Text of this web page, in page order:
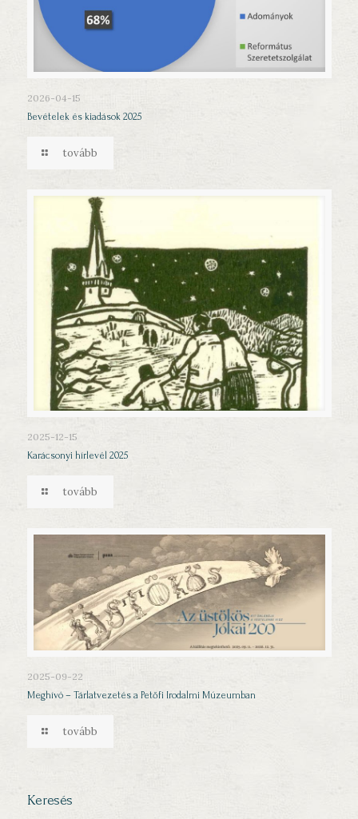
2026-04-15
Bevételek és kiadások 2025
tovább
2025-12-15
Karácsonyi hírlevél 2025
tovább
2025-09-22
Meghívó – Tárlatvezetés a Petőfi Irodalmi Múzeumban
tovább
Keresés